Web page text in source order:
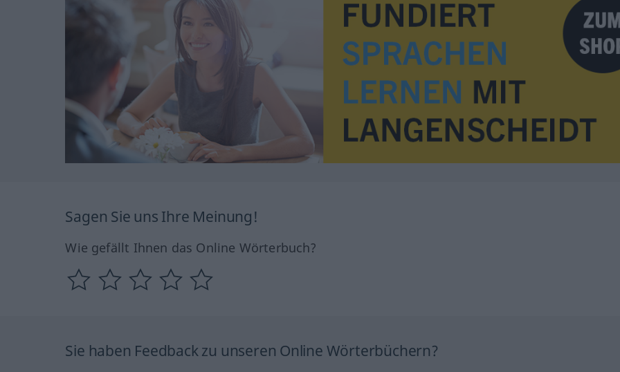
Sagen Sie uns Ihre Meinung!
Wie gefällt Ihnen das Online Wörterbuch?
Sie haben Feedback zu unseren Online Wörterbüchern?